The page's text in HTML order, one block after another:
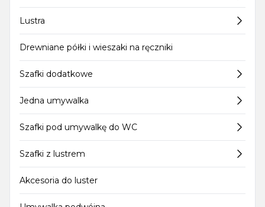
Lustra
Drewniane półki i wieszaki na ręczniki
Szafki dodatkowe
Jedna umywalka
Szafki pod umywalkę do WC
Szafki z lustrem
Akcesoria do luster